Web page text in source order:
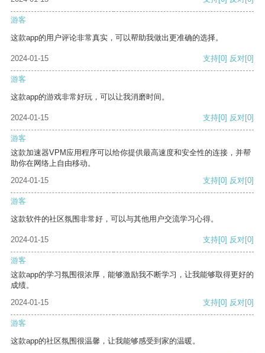
游客
这款app的用户评论非常真实，可以帮助我做出更准确的选择。
2024-01-15 支持[0] 反对[0]
游客
这款app的游戏非常好玩，可以让我消磨时间。
2024-01-15 支持[0] 反对[0]
游客
这款加速器VPM应用程序可以给你提供最高速度和安全性的连接，并帮
助你在网络上自由移动。
2024-01-15
支持[0] 反对[0]
游客
这款软件的社区氛围非常好，可以与其他用户交流学习心得。
2024-01-15 支持[0] 反对[0]
游客
这款app的学习氛围很浓厚，能够激励我不断学习，让我能够取得更好的
成绩。
2024-01-15
支持[0] 反对[0]
游客
这款app的社区氛围很温馨，让我能够感受到家的温暖。